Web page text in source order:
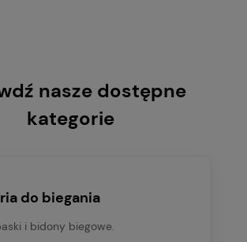
nasze dostępne
kategorie
do biegania
i bidony biegowe.